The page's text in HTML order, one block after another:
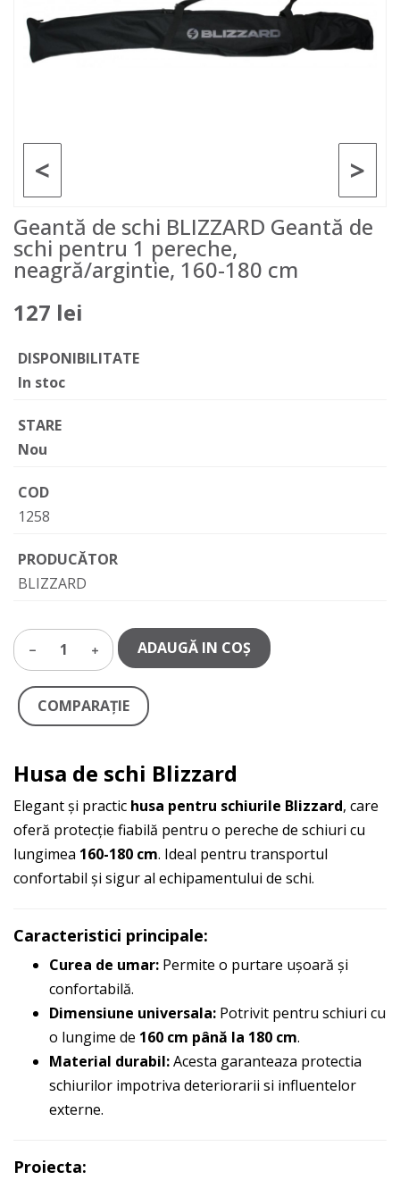
>
<
Geantă de schi BLIZZARD Geantă de
schi pentru 1 pereche,
neagră/argintie, 160-180 cm
127 lei
DISPONIBILITATE
In stoc
STARE
Nou
COD
1258
PRODUCĂTOR
BLIZZARD
1 ADAUGĂ IN COŞ
COMPARAŢIE
Husa de schi Blizzard
Elegant și practic husa pentru schiurile Blizzard, care
oferă protecție fiabilă pentru o pereche de schiuri cu
lungimea 160-180 cm. Ideal pentru transportul
confortabil și sigur al echipamentului de schi.
Caracteristici principale:
Curea de umar: Permite o purtare ușoară și
confortabilă.
Dimensiune universala: Potrivit pentru schiuri cu
o lungime de 160 cm până la 180 cm.
Material durabil:Acesta garanteaza protectia
schiurilor impotriva deteriorarii si influentelor
externe.
Proiecta: